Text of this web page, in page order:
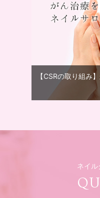
【CSRの取り組み
ネイル